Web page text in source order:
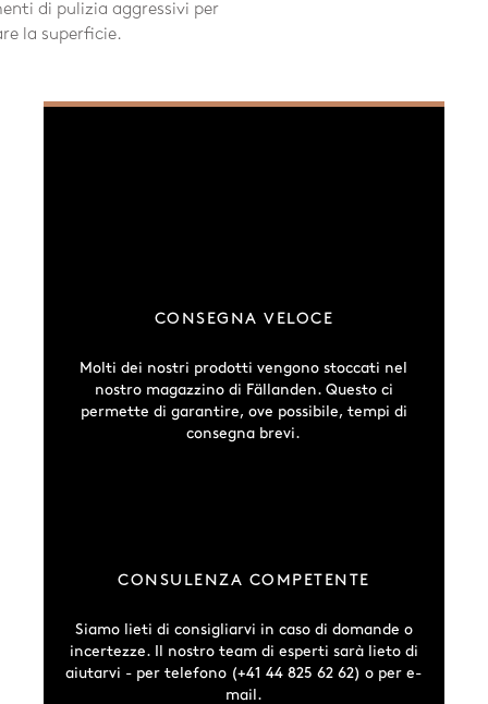
di pulizia aggressivi per
la superficie.
CONSEGNA VELOCE
Molti dei nostri prodotti vengono stoccati nel
nostro magazzino di Fällanden. Questo ci
permette di garantire, ove possibile, tempi di
consegna brevi.
CONSULENZA COMPETENTE
Siamo lieti di consigliarvi in caso di domande o
incertezze. Il nostro team di esperti sarà lieto di
aiutarvi - per telefono (+41 44 825 62 62) o per e-
mail.